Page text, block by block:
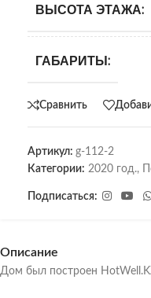
ВЫСОТА ЭТАЖА:
ГАБАРИТЫ:
Сравнить
Артикул: g-112-2
Категории: 2020 год.,
Подписаться:
Описание
Дом был построен